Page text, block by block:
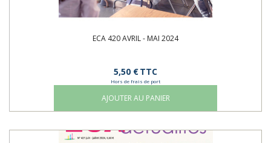
ECA 420 AVRIL - MAI 2024
5,50 €TTC
Hors de frais de port
AJOUTER AU PANIER